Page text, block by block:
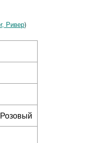
Ривер)
Розовый